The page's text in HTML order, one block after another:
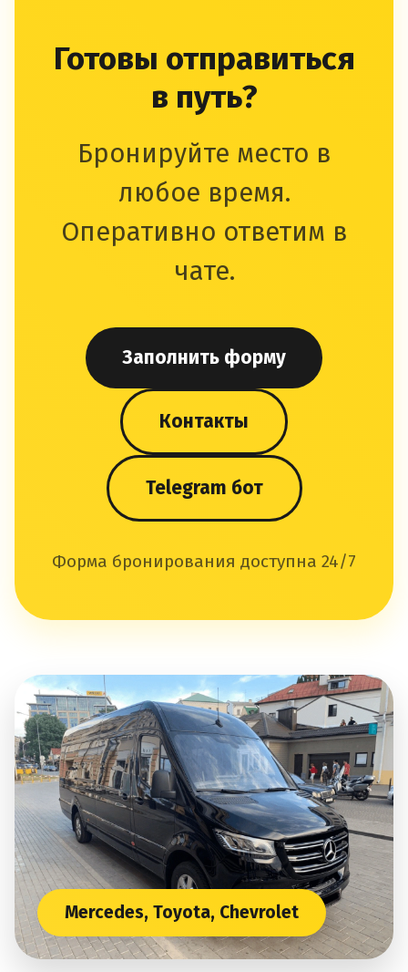
Готовы отправиться
в путь?
Бронируйте место в
любое время.
Оперативно ответим в
чате.
Заполнить форму
Контакты
Telegram бот
Форма бронирования доступна 24/7
Mercedes, Toyota, Chevrolet